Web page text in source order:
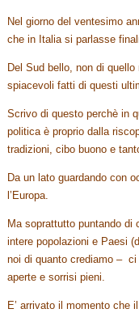
Nel giorno del ventesimo
che in Italia si parlasse
Del Sud bello, non di
spiacevoli fatti di questi
Scrivo di questo perchè in
politica è proprio dalla
tradizioni, cibo buono e
Da un lato guardando con
l’Europa.
Ma soprattutto puntando di
intere popolazioni e Paesi
noi di quanto crediamo –
aperte e sorrisi pieni.
E’ arrivato il momento che